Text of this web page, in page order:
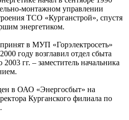
монтажном управлении
ТСО «Курганстрой», спустя
энергетиком.
в МУП «Горэлектросеть»
году возглавил отдел сбыта
гг. – заместитель начальника
в ОАО «Энергосбыт» на
Курганского филиала по